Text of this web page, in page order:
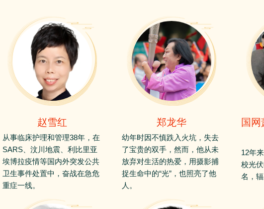
赵雪红
从事临床护理和管理38年，在
SARS、汶川地震、利比里亚
埃博拉疫情等国内外突发公共
卫生事件处置中，奋战在急危
重症一线。
郑龙华
幼年时因不慎跌入火坑，失去
了宝贵的双手，然而，他从未
放弃对生活的热爱，用摄影捕
捉生命中的“光”，也照亮了他
人。
国网
12年
校光
名，